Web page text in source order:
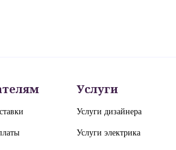
Услуги
Услуги дизайнера
Услуги электрика